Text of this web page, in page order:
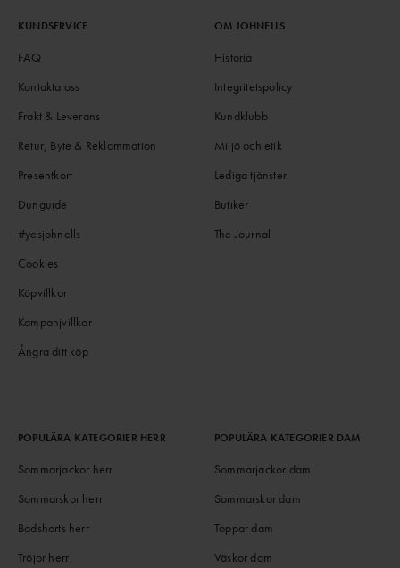
KUNDSERVICE
FAQ
Kontakta oss
Frakt & Leverans
Retur, Byte & Reklammation
Presentkort
Dunguide
#yesjohnells
Cookies
Köpvillkor
Kampanjvillkor
Ångra ditt köp
OM JOHNELLS
Historia
Integritetspolicy
Kundklubb
Miljö och etik
Lediga tjänster
Butiker
The Journal
POPULÄRA KATEGORIER HERR
Sommarjackor herr
Sommarskor herr
Badshorts herr
Tröjor herr
POPULÄRA KATEGORIER DAM
Sommarjackor dam
Sommarskor dam
Toppar dam
Väskor dam